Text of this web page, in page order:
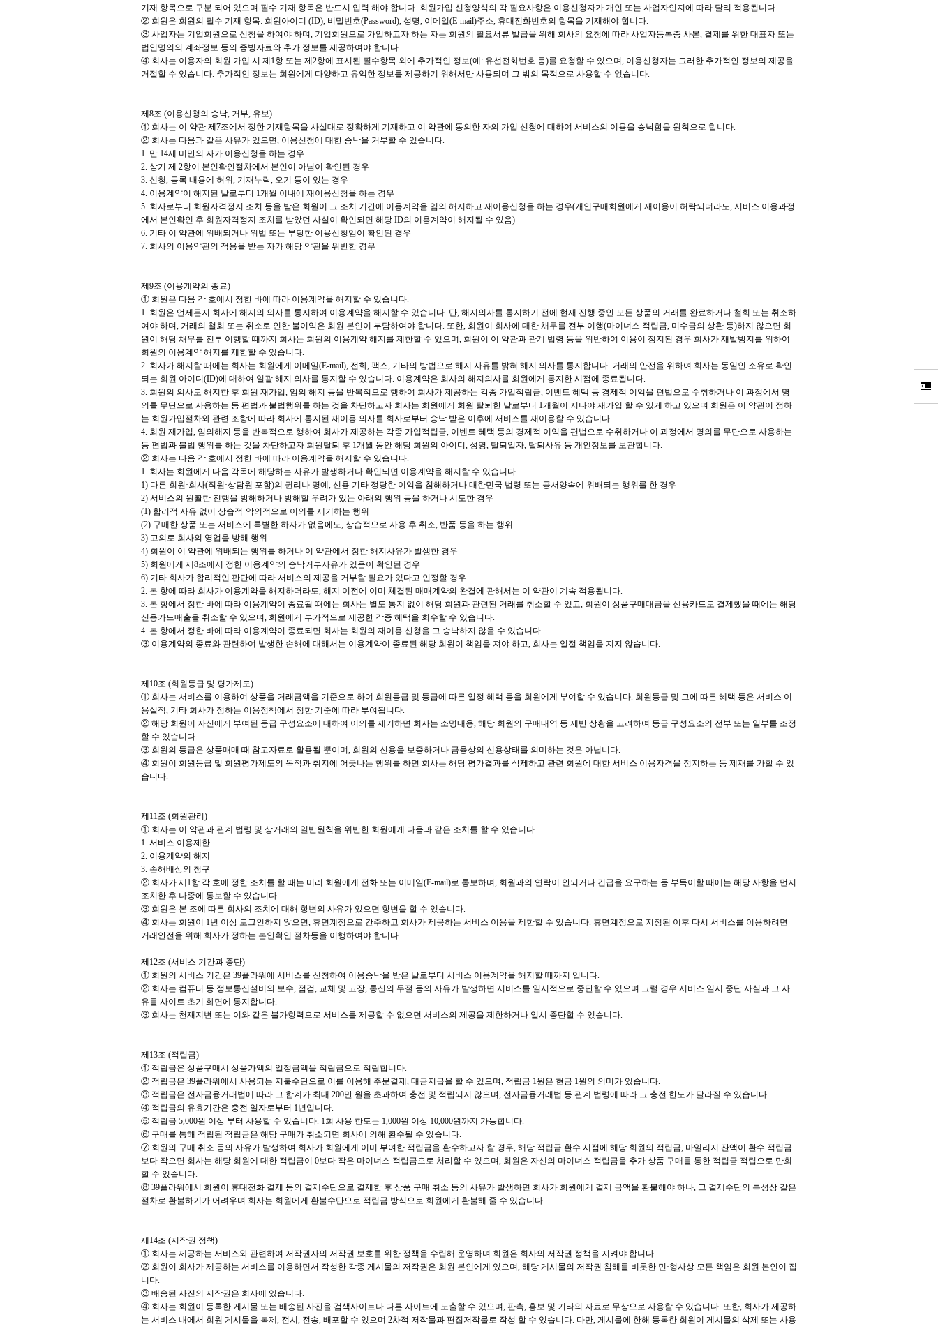
기재 항목으로 구분 되어 있으며 필수 기재 항목은 반드시 입력 해야 합니다. 회원가입 신청양식의 각 필요사항은 이용신청자가 개인 또는 사업자인지에 따라 달리 적용됩니다.
② 회원은 회원의 필수 기재 항목: 회원아이디 (ID), 비밀번호(Password), 성명, 이메일(E-mail)주소, 휴대전화번호의 항목을 기재해야 합니다.
③ 사업자는 기업회원으로 신청을 하여야 하며, 기업회원으로 가입하고자 하는 자는 회원의 필요서류 발급을 위해 회사의 요청에 따라 사업자등록증 사본, 결제를 위한 대표자 또는
법인명의의 계좌정보 등의 증빙자료와 추가 정보를 제공하여야 합니다.
④ 회사는 이용자의 회원 가입 시 제1항 또는 제2항에 표시된 필수항목 외에 추가적인 정보(예: 유선전화번호 등)를 요청할 수 있으며, 이용신청자는 그러한 추가적인 정보의 제공을
거절할 수 있습니다. 추가적인 정보는 회원에게 다양하고 유익한 정보를 제공하기 위해서만 사용되며 그 밖의 목적으로 사용할 수 없습니다.
제8조 (이용신청의 승낙, 거부, 유보)
① 회사는 이 약관 제7조에서 정한 기재항목을 사실대로 정확하게 기재하고 이 약관에 동의한 자의 가입 신청에 대하여 서비스의 이용을 승낙함을 원칙으로 합니다.
② 회사는 다음과 같은 사유가 있으면, 이용신청에 대한 승낙을 거부할 수 있습니다.
1. 만 14세 미만의 자가 이용신청을 하는 경우
2. 상기 제 2항이 본인확인절차에서 본인이 아님이 확인된 경우
3. 신청, 등록 내용에 허위, 기재누락, 오기 등이 있는 경우
4. 이용계약이 해지된 날로부터 1개월 이내에 재이용신청을 하는 경우
5. 회사로부터 회원자격정지 조치 등을 받은 회원이 그 조치 기간에 이용계약을 임의 해지하고 재이용신청을 하는 경우(개인구매회원에게 재이용이 허락되더라도, 서비스 이용과정
에서 본인확인 후 회원자격정지 조치를 받았던 사실이 확인되면 해당 ID의 이용계약이 해지될 수 있음)
6. 기타 이 약관에 위배되거나 위법 또는 부당한 이용신청임이 확인된 경우
7. 회사의 이용약관의 적용을 받는 자가 해당 약관을 위반한 경우
제9조 (이용계약의 종료)
① 회원은 다음 각 호에서 정한 바에 따라 이용계약을 해지할 수 있습니다.
1. 회원은 언제든지 회사에 해지의 의사를 통지하여 이용계약을 해지할 수 있습니다. 단, 해지의사를 통지하기 전에 현재 진행 중인 모든 상품의 거래를 완료하거나 철회 또는 취소하
여야 하며, 거래의 철회 또는 취소로 인한 불이익은 회원 본인이 부담하여야 합니다. 또한, 회원이 회사에 대한 채무를 전부 이행(마이너스 적립금, 미수금의 상환 등)하지 않으면 회
원이 해당 채무를 전부 이행할 때까지 회사는 회원의 이용계약 해지를 제한할 수 있으며, 회원이 이 약관과 관계 법령 등을 위반하여 이용이 정지된 경우 회사가 재발방지를 위하여
회원의 이용계약 해지를 제한할 수 있습니다.
2. 회사가 해지할 때에는 회사는 회원에게 이메일(E-mail), 전화, 팩스, 기타의 방법으로 해지 사유를 밝혀 해지 의사를 통지합니다. 거래의 안전을 위하여 회사는 동일인 소유로 확인
되는 회원 아이디(ID)에 대하여 일괄 해지 의사를 통지할 수 있습니다. 이용계약은 회사의 해지의사를 회원에게 통지한 시점에 종료됩니다.
3. 회원의 의사로 해지한 후 회원 재가입, 임의 해지 등을 반복적으로 행하여 회사가 제공하는 각종 가입적립금, 이벤트 혜택 등 경제적 이익을 편법으로 수취하거나 이 과정에서 명
의를 무단으로 사용하는 등 편법과 불법행위를 하는 것을 차단하고자 회사는 회원에게 회원 탈퇴한 날로부터 1개월이 지나야 재가입 할 수 있게 하고 있으며 회원은 이 약관이 정하
는 회원가입절차와 관련 조항에 따라 회사에 통지된 재이용 의사를 회사로부터 승낙 받은 이후에 서비스를 재이용할 수 있습니다.
4. 회원 재가입, 임의해지 등을 반복적으로 행하여 회사가 제공하는 각종 가입적립금, 이벤트 혜택 등의 경제적 이익을 편법으로 수취하거나 이 과정에서 명의를 무단으로 사용하는
등 편법과 불법 행위를 하는 것을 차단하고자 회원탈퇴 후 1개월 동안 해당 회원의 아이디, 성명, 탈퇴일자, 탈퇴사유 등 개인정보를 보관합니다.
② 회사는 다음 각 호에서 정한 바에 따라 이용계약을 해지할 수 있습니다.
1. 회사는 회원에게 다음 각목에 해당하는 사유가 발생하거나 확인되면 이용계약을 해지할 수 있습니다.
1) 다른 회원·회사(직원·상담원 포함)의 권리나 명예, 신용 기타 정당한 이익을 침해하거나 대한민국 법령 또는 공서양속에 위배되는 행위를 한 경우
2) 서비스의 원활한 진행을 방해하거나 방해할 우려가 있는 아래의 행위 등을 하거나 시도한 경우
(1) 합리적 사유 없이 상습적·악의적으로 이의를 제기하는 행위
(2) 구매한 상품 또는 서비스에 특별한 하자가 없음에도, 상습적으로 사용 후 취소, 반품 등을 하는 행위
3) 고의로 회사의 영업을 방해 행위
4) 회원이 이 약관에 위배되는 행위를 하거나 이 약관에서 정한 해지사유가 발생한 경우
5) 회원에게 제8조에서 정한 이용계약의 승낙거부사유가 있음이 확인된 경우
6) 기타 회사가 합리적인 판단에 따라 서비스의 제공을 거부할 필요가 있다고 인정할 경우
2. 본 항에 따라 회사가 이용계약을 해지하더라도, 해지 이전에 이미 체결된 매매계약의 완결에 관해서는 이 약관이 계속 적용됩니다.
3. 본 항에서 정한 바에 따라 이용계약이 종료될 때에는 회사는 별도 통지 없이 해당 회원과 관련된 거래를 취소할 수 있고, 회원이 상품구매대금을 신용카드로 결제했을 때에는 해당
신용카드매출을 취소할 수 있으며, 회원에게 부가적으로 제공한 각종 혜택을 회수할 수 있습니다.
4. 본 항에서 정한 바에 따라 이용계약이 종료되면 회사는 회원의 재이용 신청을 그 승낙하지 않을 수 있습니다.
③ 이용계약의 종료와 관련하여 발생한 손해에 대해서는 이용계약이 종료된 해당 회원이 책임을 져야 하고, 회사는 일절 책임을 지지 않습니다.
제10조 (회원등급 및 평가제도)
① 회사는 서비스를 이용하여 상품을 거래금액을 기준으로 하여 회원등급 및 등급에 따른 일정 혜택 등을 회원에게 부여할 수 있습니다. 회원등급 및 그에 따른 혜택 등은 서비스 이
용실적, 기타 회사가 정하는 이용정책에서 정한 기준에 따라 부여됩니다.
② 해당 회원이 자신에게 부여된 등급 구성요소에 대하여 이의를 제기하면 회사는 소명내용, 해당 회원의 구매내역 등 제반 상황을 고려하여 등급 구성요소의 전부 또는 일부를 조정
할 수 있습니다.
③ 회원의 등급은 상품매매 때 참고자료로 활용될 뿐이며, 회원의 신용을 보증하거나 금융상의 신용상태를 의미하는 것은 아닙니다.
④ 회원이 회원등급 및 회원평가제도의 목적과 취지에 어긋나는 행위를 하면 회사는 해당 평가결과를 삭제하고 관련 회원에 대한 서비스 이용자격을 정지하는 등 제재를 가할 수 있
습니다.
제11조 (회원관리)
① 회사는 이 약관과 관계 법령 및 상거래의 일반원칙을 위반한 회원에게 다음과 같은 조치를 할 수 있습니다.
1. 서비스 이용제한
2. 이용계약의 해지
3. 손해배상의 청구
② 회사가 제1항 각 호에 정한 조치를 할 때는 미리 회원에게 전화 또는 이메일(E-mail)로 통보하며, 회원과의 연락이 안되거나 긴급을 요구하는 등 부득이할 때에는 해당 사항을 먼저
조치한 후 나중에 통보할 수 있습니다.
③ 회원은 본 조에 따른 회사의 조치에 대해 항변의 사유가 있으면 항변을 할 수 있습니다.
④ 회사는 회원이 1년 이상 로그인하지 않으면, 휴면계정으로 간주하고 회사가 제공하는 서비스 이용을 제한할 수 있습니다. 휴면계정으로 지정된 이후 다시 서비스를 이용하려면
거래안전을 위해 회사가 정하는 본인확인 절차등을 이행하여야 합니다.
제12조 (서비스 기간과 중단)
① 회원의 서비스 기간은 39플라워에 서비스를 신청하여 이용승낙을 받은 날로부터 서비스 이용계약을 해지할 때까지 입니다.
② 회사는 컴퓨터 등 정보통신설비의 보수, 점검, 교체 및 고장, 통신의 두절 등의 사유가 발생하면 서비스를 일시적으로 중단할 수 있으며 그럴 경우 서비스 일시 중단 사실과 그 사
유를 사이트 초기 화면에 통지합니다.
③ 회사는 천재지변 또는 이와 같은 불가항력으로 서비스를 제공할 수 없으면 서비스의 제공을 제한하거나 일시 중단할 수 있습니다.
제13조 (적립금)
① 적립금은 상품구매시 상품가액의 일정금액을 적립금으로 적립합니다.
② 적립금은 39플라워에서 사용되는 지불수단으로 이를 이용해 주문결제, 대금지급을 할 수 있으며, 적립금 1원은 현금 1원의 의미가 있습니다.
③ 적립금은 전자금융거래법에 따라 그 합계가 최대 200만 원을 초과하여 충전 및 적립되지 않으며, 전자금융거래법 등 관계 법령에 따라 그 충전 한도가 달라질 수 있습니다.
④ 적립금의 유효기간은 충전 일자로부터 1년입니다.
⑤ 적립금 5,000원 이상 부터 사용할 수 있습니다. 1회 사용 한도는 1,000원 이상 10,000원까지 가능합니다.
⑥ 구매를 통해 적립된 적립금은 해당 구매가 취소되면 회사에 의해 환수될 수 있습니다.
⑦ 회원의 구매 취소 등의 사유가 발생하여 회사가 회원에게 이미 부여한 적립금을 환수하고자 할 경우, 해당 적립금 환수 시점에 해당 회원의 적립금, 마일리지 잔액이 환수 적립금
보다 작으면 회사는 해당 회원에 대한 적립금이 0보다 작은 마이너스 적립금으로 처리할 수 있으며, 회원은 자신의 마이너스 적립금을 추가 상품 구매를 통한 적립금 적립으로 만회
할 수 있습니다.
⑧ 39플라워에서 회원이 휴대전화 결제 등의 결제수단으로 결제한 후 상품 구매 취소 등의 사유가 발생하면 회사가 회원에게 결제 금액을 환불해야 하나, 그 결제수단의 특성상 같은
절차로 환불하기가 어려우며 회사는 회원에게 환불수단으로 적립금 방식으로 회원에게 환불해 줄 수 있습니다.
제14조 (저작권 정책)
① 회사는 제공하는 서비스와 관련하여 저작권자의 저작권 보호를 위한 정책을 수립해 운영하며 회원은 회사의 저작권 정책을 지켜야 합니다.
② 회원이 회사가 제공하는 서비스를 이용하면서 작성한 각종 게시물의 저작권은 회원 본인에게 있으며, 해당 게시물의 저작권 침해를 비롯한 민·형사상 모든 책임은 회원 본인이 집
니다.
③ 배송된 사진의 저작권은 회사에 있습니다.
④ 회사는 회원이 등록한 게시물 또는 배송된 사진을 검색사이트나 다른 사이트에 노출할 수 있으며, 판촉, 홍보 및 기타의 자료로 무상으로 사용할 수 있습니다. 또한, 회사가 제공하
는 서비스 내에서 회원 게시물을 복제, 전시, 전송, 배포할 수 있으며 2차적 저작물과 편집저작물로 작성 할 수 있습니다. 다만, 게시물에 한해 등록한 회원이 게시물의 삭제 또는 사용